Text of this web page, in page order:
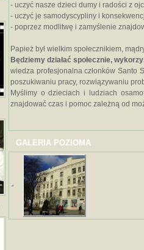
- uczyć nasze dzieci dumy i radości z
- uczyć je samodyscypliny i
- poprzez modlitwę i zamyślenie
Papież był wielkim społecznikiem,
Będziemy działać społecznie,
wiedza profesjonalna członków Santo
poszukiwaniu pracy, rozwiązywaniu
Myślimy o dzieciach i ludziach
znajdować czas i pomoc zależną od
GALERIA POZIOMA